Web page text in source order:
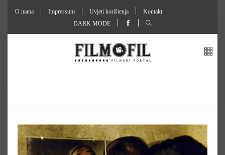
O nama Impressum Uvjeti korištenja
Kontakt
DARK MODE